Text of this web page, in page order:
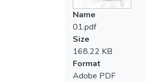
Name
01.pdf
Size
168.22 KB
Format
Adobe PDF